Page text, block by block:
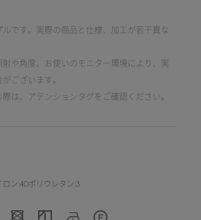
です。実際の商品と仕様、加工が若干異な
や角度、お使いのモニター環境により、実
ございます。
は、アテンションタグをご確認ください。
ロン:40ポリウレタン:3